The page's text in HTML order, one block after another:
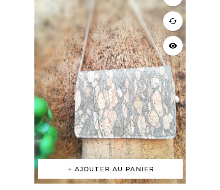
AJOUTER AU PANIER
cached
visibility